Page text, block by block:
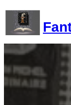
contenu